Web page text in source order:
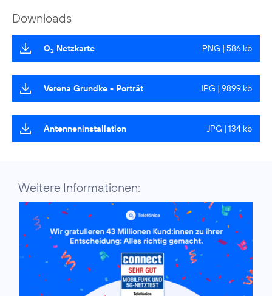
Downloads
O2 Netzkarte PNG | 586 kb
Verena Grundke - Porträt JPG | 9899 kb
Antenneninstallation JPG | 134 kb
Weitere Informationen: